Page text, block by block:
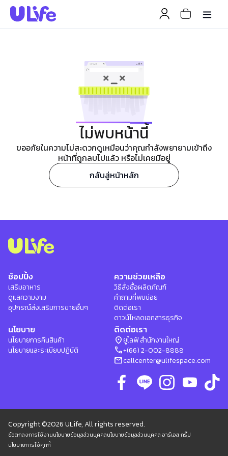
ไม่พบหน้านี้
ขออภัยในความไม่สะดวกดูเหมือนว่าคุณกำลังพยายามเข้าถึง
หน้าที่ถูกลบไปแล้ว หรือไม่เคยมีอยู่
กลับสู่หน้าหลัก
ช้อปปิ้ง
เสริมอาหาร
ดูแลความงาม
อุปกรณ์ส่งเสริมการขายอื่นๆ
ความช่วยเหลือ
วิธีสั่งซื้อผลิตภัณฑ์
คำถามที่พบบ่อย
ติดต่อเรา
ดาวน์โหลดเอกสารธุรกิจ
นโยบาย
นโยบายการคืนสินค้า
นโยบายและระเบียบปฏิบัติ
ติดต่อเรา
location_onยูไลฟ์ สำนักงานใหญ่
phone+(66) 2-002-8888
mailcallcenter@ulifespace.com
Copyright ©2026 ULife, All rights reserved.
ข้อตกลงการใช้งานนโยบายข้อมูลส่วนบุคคลนโยบายข้อมูลส่วนบุคคล อาร์เอส กรุ๊ป
นโยบายการใช้คุกกี้